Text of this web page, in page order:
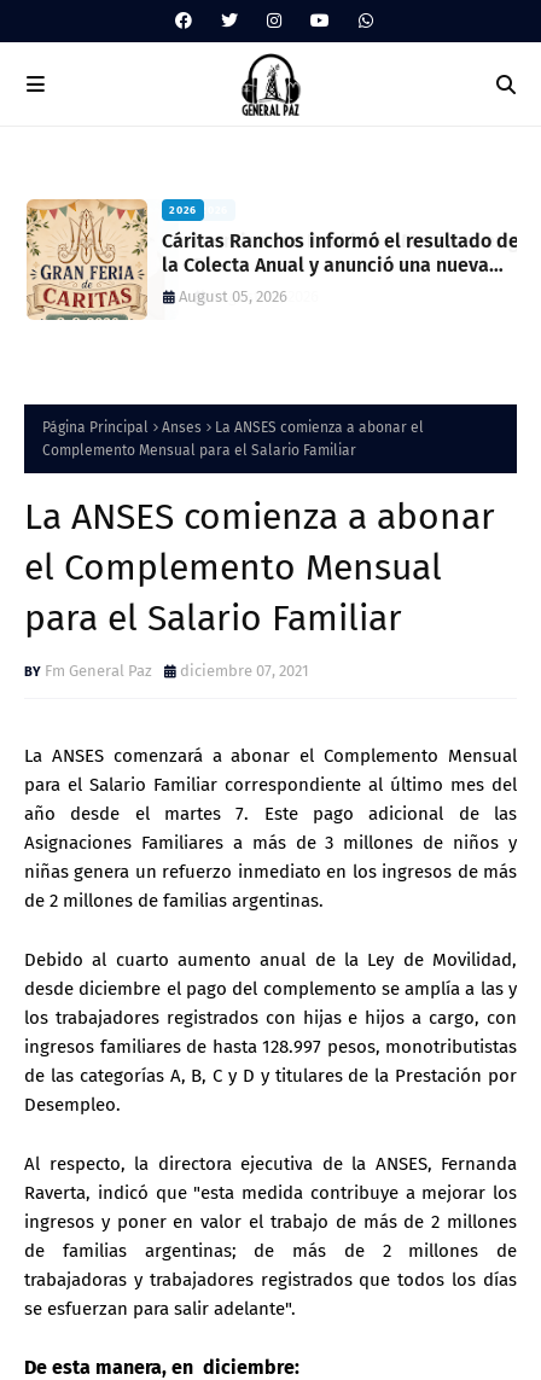
2026
Cáritas Ranchos informó el resultado de
la Colecta Anual y anunció una nueva
feria solidaria
August 05, 2026
Página Principal Anses
La ANSES comienza a abonar el
Complemento Mensual para el Salario Familiar
La ANSES comienza a abonar
el Complemento Mensual
para el Salario Familiar
Fm General Paz diciembre 07, 2021
La ANSES comenzará a abonar el Complemento Mensual
para el Salario Familiar correspondiente al último mes del
año desde el martes 7. Este pago adicional de las
Asignaciones Familiares a más de 3 millones de niños y
niñas genera un refuerzo inmediato en los ingresos de más
de 2 millones de familias argentinas.
Debido al cuarto aumento anual de la Ley de Movilidad,
desde diciembre el pago del complemento se amplía a las y
los trabajadores registrados con hijas e hijos a cargo, con
ingresos familiares de hasta 128.997 pesos, monotributistas
de las categorías A, B, C y D y titulares de la Prestación por
Desempleo.
Al respecto, la directora ejecutiva de la ANSES, Fernanda
Raverta, indicó que "esta medida contribuye a mejorar los
ingresos y poner en valor el trabajo de más de 2 millones
de familias argentinas; de más de 2 millones de
trabajadoras y trabajadores registrados que todos los días
se esfuerzan para salir adelante".
De esta manera, en diciembre: